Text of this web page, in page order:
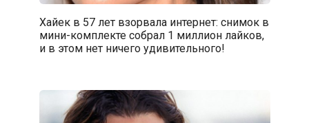
Хайек в 57 лет взорвала интернет: снимок в
мини-комплекте собрал 1 миллион лайков,
и в этом нет ничего удивительного!